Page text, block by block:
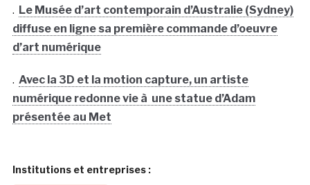
. Le Musée d’art contemporain d’Australie (Sydney)
diffuse en ligne sa première commande d’oeuvre
d’art numérique
. Avec la 3D et la motion capture, un artiste
numérique redonne vie à une statue d’Adam
présentée au Met
Institutions et entreprises :